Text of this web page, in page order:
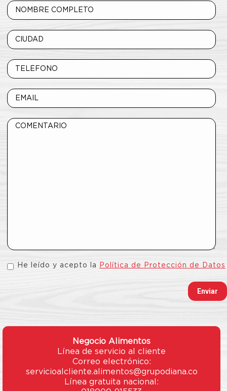
He leído y acepto la Política de Protección de Datos
Negocio Alimentos
Línea de servicio al cliente
Correo electrónico:
servicioalcliente.alimentos@grupodiana.co
Línea gratuita nacional: